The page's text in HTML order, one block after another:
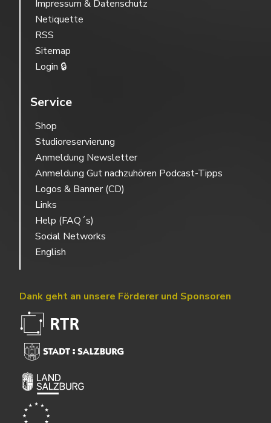
Impressum & Datenschutz
Netiquette
RSS
Sitemap
Login 🔒
Service
Shop
Studioreservierung
Anmeldung Newsletter
Anmeldung Gut nachzuhören Podcast-Tipps
Logos & Banner (CD)
Links
Help (FAQ´s)
Social Networks
English
Dank geht an unsere Förderer und Sponsoren